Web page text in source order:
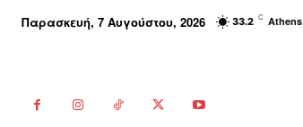
Παρασκευή, 7 Αυγούστου, 2026 33.2 C Athens